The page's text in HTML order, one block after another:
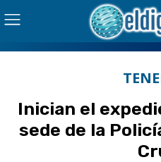
Inician el
sede de la